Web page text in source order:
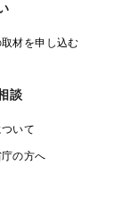
材を申し込む
談
いて
の方へ